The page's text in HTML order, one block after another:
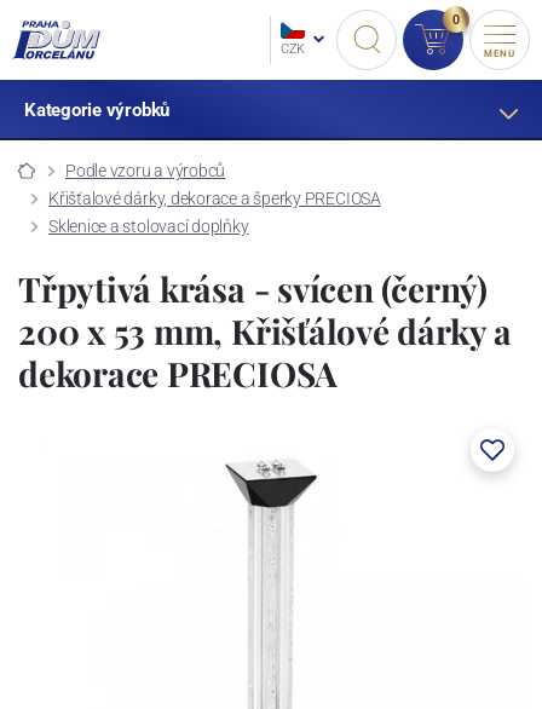
CZK
0
MENU
Kategorie výrobků
Podle vzoru a výrobců
Křišťalové dárky, dekorace a šperky PRECIOSA
Sklenice a stolovací doplňky
Třpytivá krása - svícen (černý)
200 x 53 mm, Křišťálové dárky a
dekorace PRECIOSA